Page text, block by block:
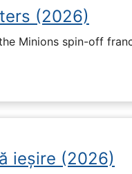
(2026)
Minions spin-off
ieșire (2026)